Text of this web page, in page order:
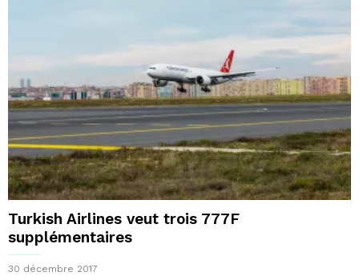
Turkish Airlines veut trois 777F
supplémentaires
30 décembre 2017